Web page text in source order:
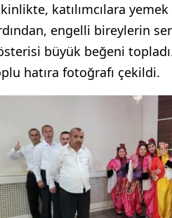
katılımcılara yemek
engelli bireylerin
büyük beğeni
hatıra fotoğrafı çekildi.